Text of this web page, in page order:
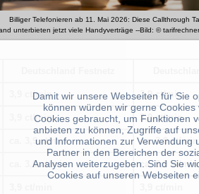
Billiger Telefonieren ab 11. Mai 2026: Diese Callthrough
unterbieten jetzt viele Handyverträge --Bild: ©
3,9 ct/min 3,9 ct/min
3,9 ct/min 3,9 ct/min
ca. 3,9 ct/min ca. 3,9 ct/min
ca. 3,9 ct/min ca. 3,9 ct/min
Damit wir unsere Webseiten für Sie
können würden wir gerne
Cookies gebraucht, um Funktionen
anbieten zu können, Zugriffe auf
und Informationen zur Verwendung
Partner in den Bereichen der
Analysen weiterzugeben. Sind Sie
Cookies auf unseren Webseiten